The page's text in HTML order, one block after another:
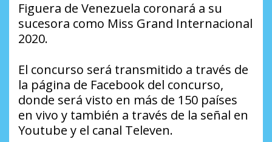
Figuera de Venezuela coronará a su
sucesora como Miss Grand Internacional
2020.
El concurso será transmitido a través de
la página de Facebook del concurso,
donde será visto en más de 150 países
en vivo y también a través de la señal en
Youtube y el canal Televen.